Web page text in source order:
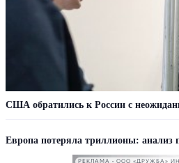
США обратились к России с
Европа потеряла триллионы: анализ